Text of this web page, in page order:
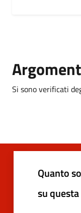
Si sono verificati
Quanto
su